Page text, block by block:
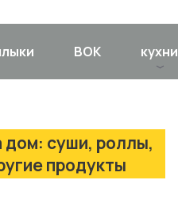
ВОК кухни
дом: суши, роллы,
продукты